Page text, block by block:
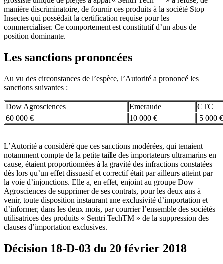
manière discriminatoire, de fournir ces produits à la société Stop
Insectes qui possédait la certification requise pour les
commercialiser. Ce comportement est constitutif d’un abus de
position dominante.
Les sanctions prononcées
Au vu des circonstances de l’espèce, l’Autorité a prononcé les
sanctions suivantes :
Dow Agrosciences Emeraude
CTC
60 000 €
10 000 € 5 000 €
L’Autorité a considéré que ces sanctions modérées, qui tenaient
notamment compte de la petite taille des importateurs ultramarins en
cause, étaient proportionnées à la gravité des infractions constatées
dès lors qu’un effet dissuasif et correctif était par ailleurs atteint par
la voie d’injonctions. Elle a, en effet, enjoint au groupe Dow
Agrosciences de supprimer de ses contrats, pour les deux ans à
venir, toute disposition instaurant une exclusivité d’importation et
d’informer, dans les deux mois, par courrier l’ensemble des sociétés
utilisatrices des produits « Sentri TechTM » de la suppression des
clauses d’importation exclusives.
Décision 18-D-03 du 20 février 2018